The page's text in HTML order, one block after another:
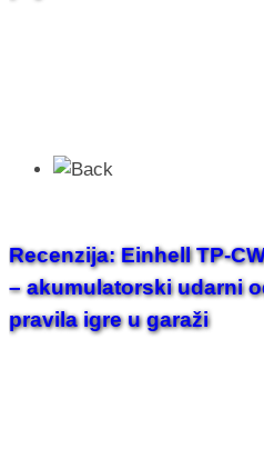
Recenzija: Einhell TP-
– akumulatorski udarni
pravila igre u garaži